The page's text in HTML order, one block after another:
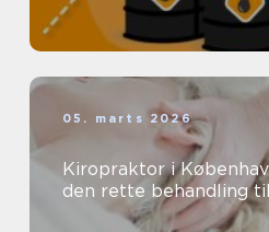
05. marts 2026
Kiropraktor i
den rette behandling